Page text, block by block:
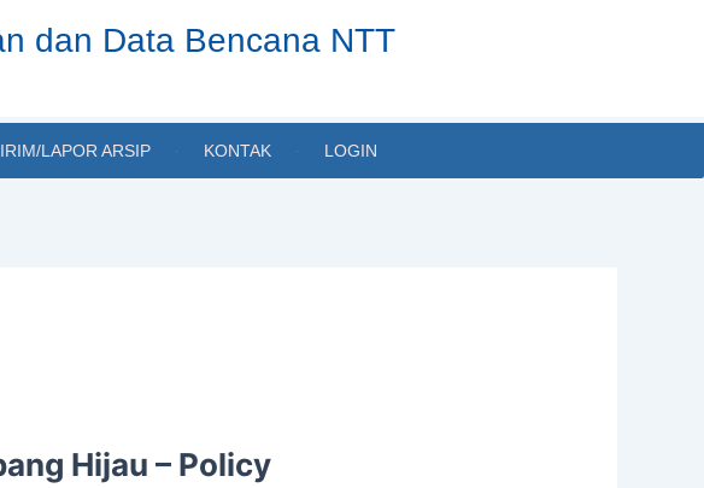
dan Data Bencana NTT
LAPOR ARSIP KONTAK LOGIN
Hijau – Policy